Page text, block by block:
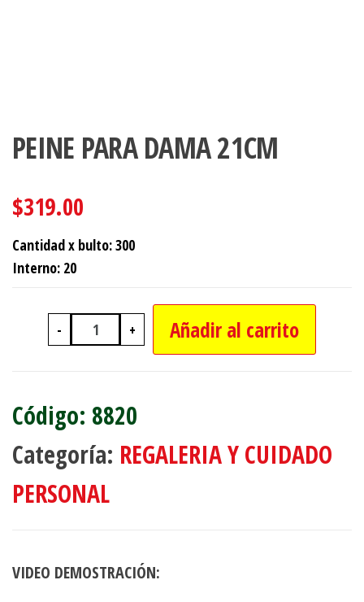
PEINE PARA DAMA 21CM
$319.00
Cantidad x bulto: 300
Interno: 20
-
PEINE PARA DAMA 21CM cantidad
+ Añadir al carrito
8820
Categoría: REGALERIA Y CUIDADO
PERSONAL
VIDEO DEMOSTRACIÓN: